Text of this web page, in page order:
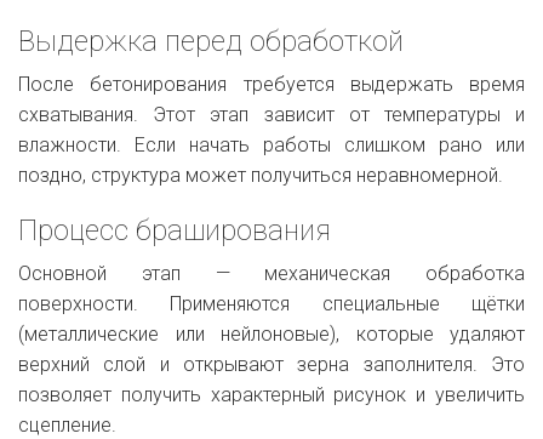
Выдержка перед обработкой
После бетонирования требуется выдержать время
схватывания. Этот этап зависит от температуры и
влажности. Если начать работы слишком рано или
поздно, структура может получиться неравномерной.
Процесс браширования
Основной этап — механическая обработка
поверхности. Применяются специальные щётки
(металлические или нейлоновые), которые удаляют
верхний слой и открывают зерна заполнителя. Это
позволяет получить характерный рисунок и увеличить
сцепление.